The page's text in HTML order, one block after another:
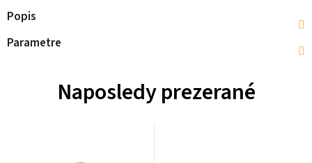
Popis
Parametre
Naposledy prezerané